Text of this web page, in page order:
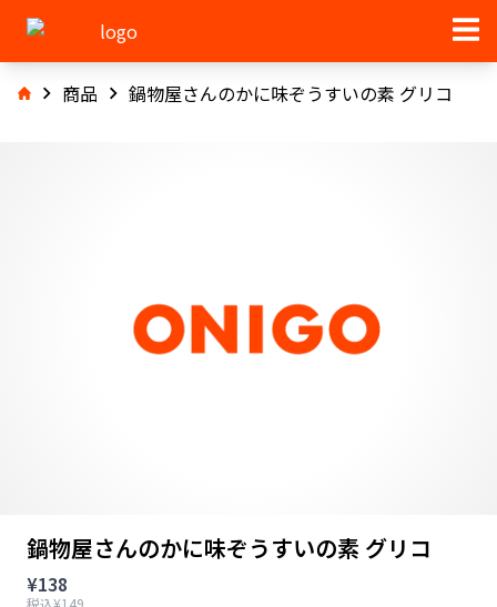
商品 鍋物屋さんのかに味ぞうすいの素 グリコ
鍋物屋さんのかに味ぞうすいの素 グリコ
¥138
税込¥149